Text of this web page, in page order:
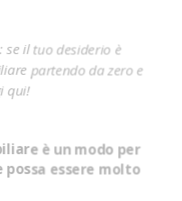
il tuo desiderio è
partendo da zero e
qui!
è un modo per
possa essere molto